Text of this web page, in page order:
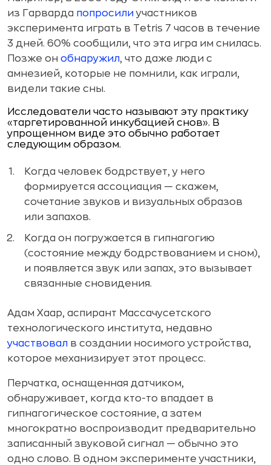
из Гарварда попросилиучастников
эксперимента играть в Tetris 7 часов в течение
3 дней. 60% сообщили, что эта игра им снилась.
Позже он обнаружил, что даже люди с
амнезией, которые не помнили, как играли,
видели такие сны.
Исследователи часто называют эту практику
«таргетированной инкубацией снов». В
упрощенном виде это обычно работает
следующим образом.
Когда человек бодрствует, у него
формируется ассоциация — скажем,
сочетание звуков и визуальных образов
или запахов.
Когда он погружается в гипнагогию
(состояние между бодрствованием и сном),
и появляется звук или запах, это вызывает
связанные сновидения.
Адам Хаар, аспирант Массачусетского
технологического института, недавно
участвовал в создании носимого устройства,
которое механизирует этот процесс.
Перчатка, оснащенная датчиком,
обнаруживает, когда кто-то впадает в
гипнагогическое состояние, а затем
многократно воспроизводит предварительно
записанный звуковой сигнал — обычно это
одно слово. В одном эксперименте участники,